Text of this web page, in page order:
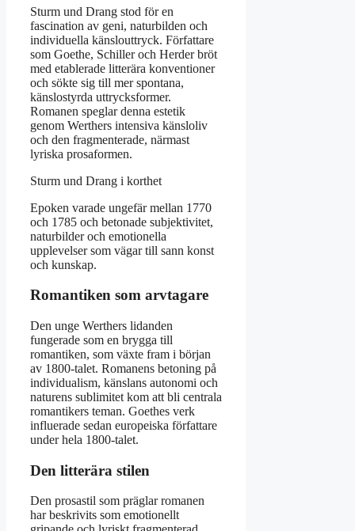
Sturm und Drang stod för en
fascination av geni, naturbilden och
individuella känslouttryck. Författare
som Goethe, Schiller och Herder bröt
med etablerade litterära konventioner
och sökte sig till mer spontana,
känslostyrda uttrycksformer.
Romanen speglar denna estetik
genom Werthers intensiva känsloliv
och den fragmenterade, närmast
lyriska prosaformen.
Sturm und Drang i korthet
Epoken varade ungefär mellan 1770
och 1785 och betonade subjektivitet,
naturbilder och emotionella
upplevelser som vägar till sann konst
och kunskap.
Romantiken som arvtagare
Den unge Werthers lidanden
fungerade som en brygga till
romantiken, som växte fram i början
av 1800-talet. Romanens betoning på
individualism, känslans autonomi och
naturens sublimitet kom att bli centrala
romantikers teman. Goethes verk
influerade sedan europeiska författare
under hela 1800-talet.
Den litterära stilen
Den prosastil som präglar romanen
har beskrivits som emotionellt